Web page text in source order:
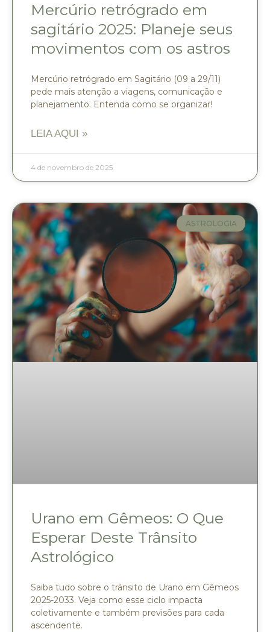
Mercúrio retrógrado em
sagitário 2025: Planeje seus
movimentos com os astros
Mercúrio retrógrado em Sagitário (09 a 29/11)
pede mais atenção a viagens, comunicação e
planejamento. Entenda como se organizar!
LEIA AQUI »
4 de novembro de 2025
ASTROLOGIA
Urano em Gêmeos: O Que
Esperar Deste Trânsito
Astrológico
Saiba tudo sobre o trânsito de Urano em Gêmeos
2025-2033. Veja como esse ciclo impacta
coletivamente e também previsões para cada
ascendente.